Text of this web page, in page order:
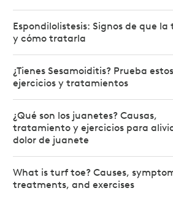
Espondilolistesis: Signos de que la
y cómo tratarla
¿Tienes Sesamoiditis? Prueba estos
ejercicios y tratamientos
¿Qué son los juanetes? Causas,
tratamiento y ejercicios para
dolor de juanete
What is turf toe? Causes,
treatments, and exercises